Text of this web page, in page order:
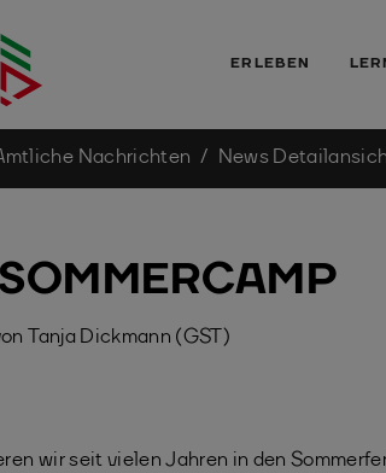
ERLEBEN
Nachrichten News
Tanja Dickmann (GST)
wir seit vielen Jahren in den